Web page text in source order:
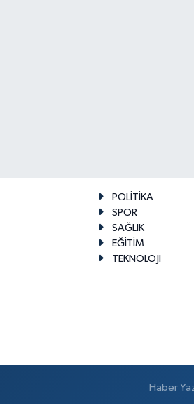
POLİTİKA
SPOR
SAĞLIK
EĞİTİM
TEKNOLOJİ
Haber